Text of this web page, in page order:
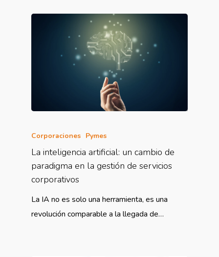
Corporaciones Pymes
La inteligencia artificial: un cambio de
paradigma en la gestión de servicios
corporativos
La IA no es solo una herramienta, es una
revolución comparable a la llegada de…